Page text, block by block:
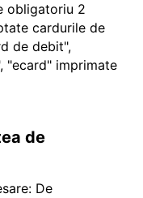
obligatoriu 2
cardurile de
de debit",
"ecard" imprimate
de
De